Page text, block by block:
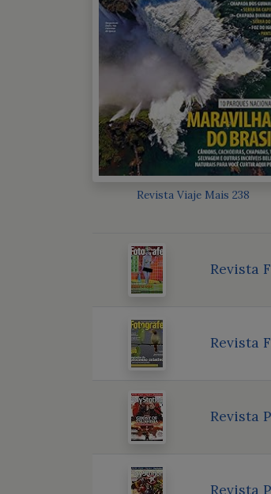
Revista Viaje Mais 238
Revista
Revista
Revista
Revista